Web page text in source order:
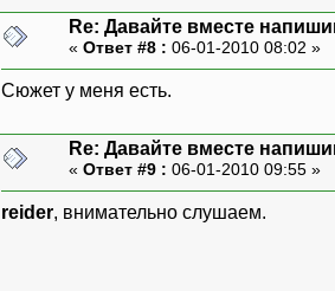
Re: Давайте вместе
« Ответ #8 : 06-01-2010 08:02 »
Сюжет у меня есть.
Re: Давайте вместе
« Ответ #9 : 06-01-2010 09:55 »
reider, внимательно слушаем.